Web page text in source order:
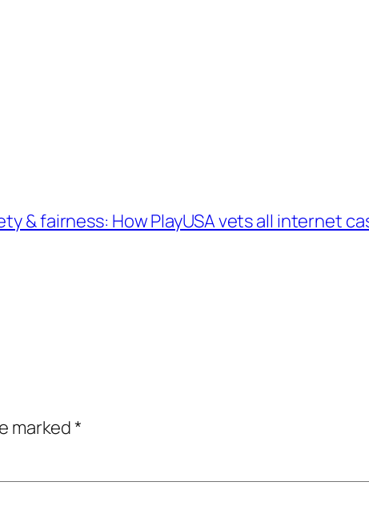
& fairness: How PlayUSA vets all internet
marked*